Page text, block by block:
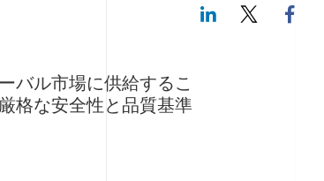
LinkedIn
バル市場に供給するこ
格な安全性と品質基準